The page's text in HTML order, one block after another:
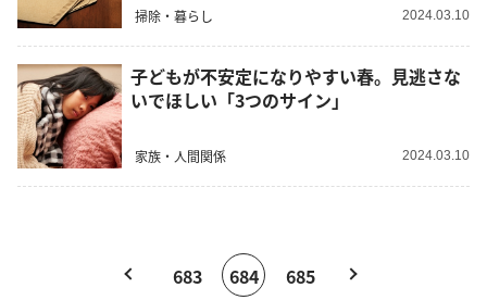
掃除・暮らし 2024.03.10
子どもが不安定になりやすい春。見逃さな
いでほしい「3つのサイン」
家族・人間関係 2024.03.10
683 684 685